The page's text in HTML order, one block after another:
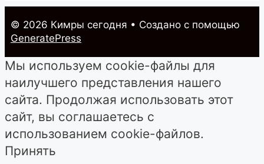
© 2026 Кимры cегодня • Создано с помощью
GeneratePress
Мы используем cookie-файлы для
наилучшего представления нашего
сайта. Продолжая использовать этот
сайт, вы соглашаетесь с
использованием cookie-файлов.
Принять